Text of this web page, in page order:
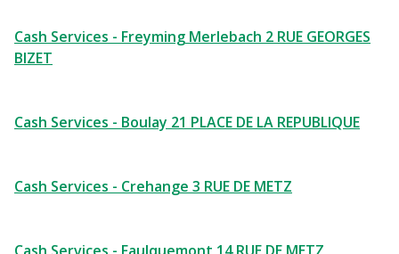
Cash Services - Freyming Merlebach 2 RUE GEORGES
BIZET
Cash Services - Boulay 21 PLACE DE LA REPUBLIQUE
Cash Services - Crehange 3 RUE DE METZ